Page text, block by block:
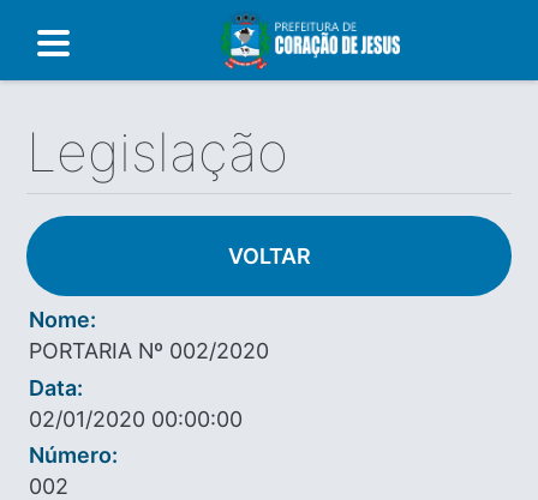
Legislação
VOLTAR
Nome:
PORTARIA Nº 002/2020
Data:
02/01/2020 00:00:00
Número:
002